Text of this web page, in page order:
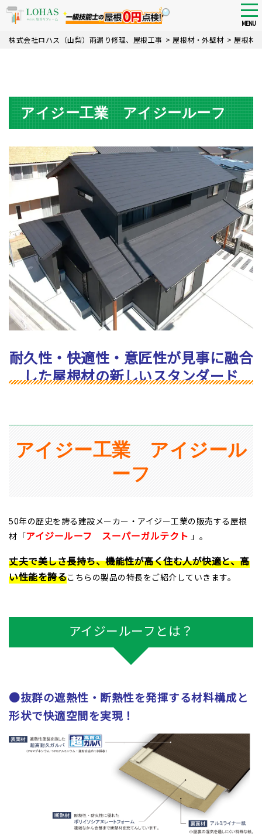
Skip
MENU
株式会社ロハス（山梨）雨漏り修理、屋根工事 > 屋根材・外壁材 > 屋根材
アイジー工業 アイジールーフ
耐久性・快適性・意匠性が見事に融合
した屋根材の新しいスタンダード
アイジー工業 アイジール
ーフ
50年の歴史を誇る建設メーカー・アイジー工業の販売する屋根
材「アイジールーフ スーパーガルテクト 」。
丈夫で美しさ長持ち、機能性が高く住む人が快適と、高
い性能を誇るこちらの製品の特長をご紹介していきます。
アイジールーフとは？
●抜群の遮熱性・断熱性を発揮する材料構成と
形状で快適空間を実現！